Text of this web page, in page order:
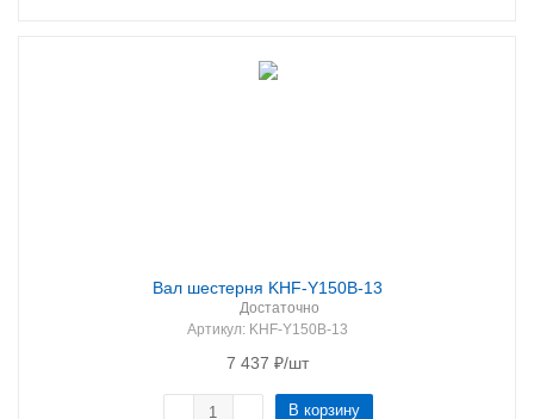
Вал шестерня KHF-Y150B-13
Достаточно
Артикул: KHF-Y150B-13
7 437 ₽/шт
В корзину